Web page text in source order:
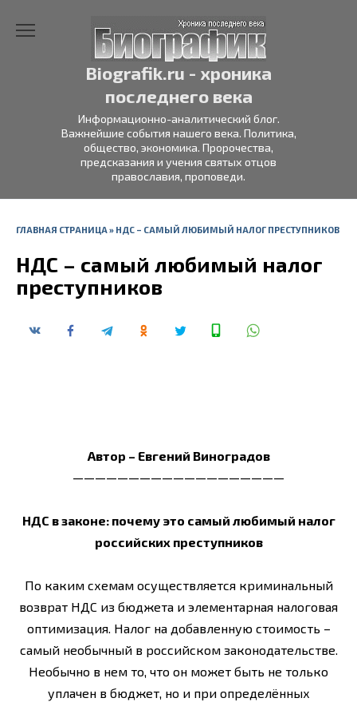
Biografik.ru - хроника
последнего века
Информационно-аналитический блог.
Важнейшие события нашего века. Политика,
общество, экономика. Пророчества,
предсказания и учения святых отцов
православия, проповеди.
ГЛАВНАЯ СТРАНИЦА» НДС – САМЫЙ ЛЮБИМЫЙ НАЛОГ ПРЕСТУПНИКОВ
НДС – самый любимый налог
преступников
Автор – Евгений Виноградов
———————————————————
НДС в законе: почему это самый любимый налог
российских преступников
По каким схемам осуществляется криминальный
возврат НДС из бюджета и элементарная налоговая
оптимизация. Налог на добавленную стоимость –
самый необычный в российском законодательстве.
Необычно в нем то, что он может быть не только
уплачен в бюджет, но и при определённых